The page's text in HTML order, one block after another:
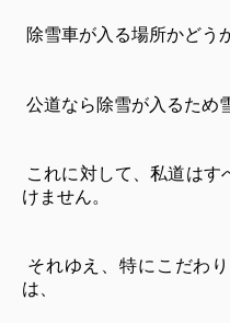
除雪車が入る場所かどう
公道なら除雪が入るため
これに対して、私道はす
けません。
それゆえ、特にこだわ
は、